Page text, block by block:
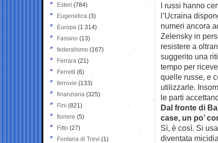
I russi hanno
l’Ucraina
numeri ancora
Zelensky in
resistere a
suggerito una
tempo per
quelle russe, e
utilizzarle.
le parti
Dal fronte di
case, un po’
Sì, è così. Si
diventata
Esteri (784)
Eugenetica (3)
Europa (1.314)
Fassino (13)
federalismo (167)
Ferrara (21)
Ferretti (6)
ferrovie (133)
finanziaria (325)
Fini (821)
fioriere (5)
Fitto (27)
Fontana di Trevi (1)